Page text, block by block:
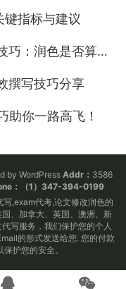
指标与建议
润色是否算作弊？
撰写技巧分享
助你一路高飞！
by WordPress Addr： 3586
：（1）347-394-0199
,exam代考,论文修改润色的
、加拿大、英国、澳洲、新
写服务，我们保护您的个人
的形式发送给您. 您的付款
护您的安全。